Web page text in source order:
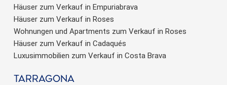
Häuser zum Verkauf in Empuriabrava
Häuser zum Verkauf in Roses
Wohnungen und Apartments zum Verkauf in Roses
Häuser zum Verkauf in Cadaqués
Luxusimmobilien zum Verkauf in Costa Brava
Tarragona